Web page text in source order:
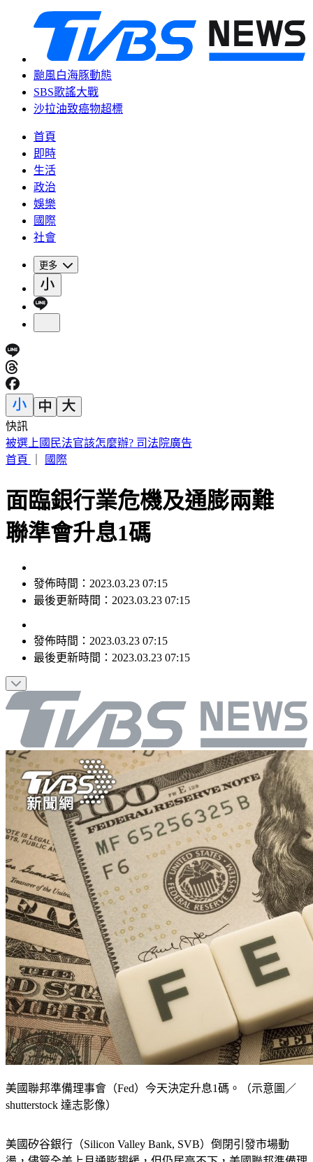
颱風白海豚動態
SBS歌謠大戰
沙拉油致癌物超標
首頁
即時
生活
政治
娛樂
國際
社會
更多
快訊
快訊／南港LaLaport施工鷹架坍塌 航空巨型裝置藝術直墜3
樓
面臨銀行業危機及通膨兩難
聯準會升息1碼
發佈時間：2023.03.23 07:15
發佈時間：2023.03.23 07:15
美國聯邦準備理事會（Fed）今天決定升息1碼。（示意圖／